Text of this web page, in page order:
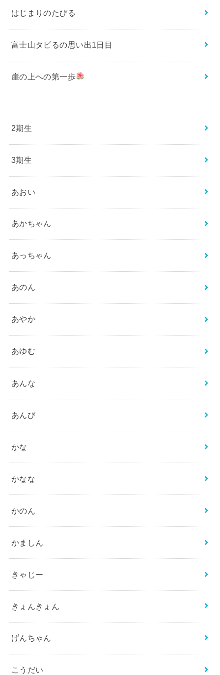
はじまりのたびる
富士山タビるの思い出1日目
崖の上への第一歩
2期生
3期生
あおい
あかちゃん
あっちゃん
あのん
あやか
あゆむ
あんな
あんび
かな
かなな
かのん
かましん
きゃじー
きょんきょん
げんちゃん
こうだい